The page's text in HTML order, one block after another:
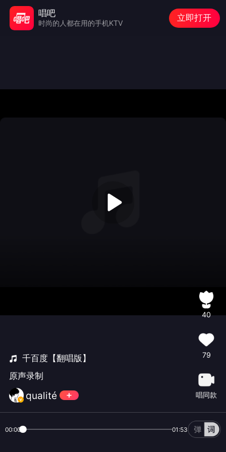
千百度【翻唱版】
原声录制
qualité
40
79
唱同款
00:00 01:53
唱吧
时尚的人都在用的手机KTV
立即打开